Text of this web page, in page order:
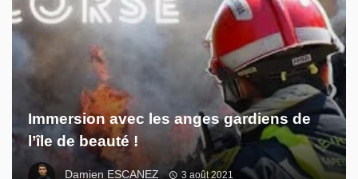
Immersion avec les anges gardiens de
l’île de beauté !
Damien ESCANEZ 3 août 2021